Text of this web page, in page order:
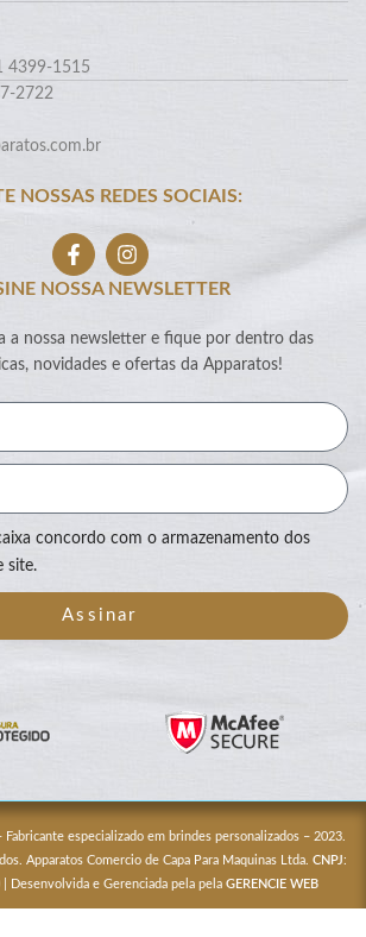
4399-1515
2722
NOSSAS REDES SOCIAIS:
NOSSA NEWSLETTER
a nossa newsletter e fique por dentro das
novidades e ofertas da Apparatos!
concordo com o armazenamento dos
site.
Assinar
Fabricante especializado em brindes personalizados – 2023.
Apparatos Comercio de Capa Para Maquinas Ltda. CNPJ:
Desenvolvida e Gerenciada pela pela GERENCIE WEB